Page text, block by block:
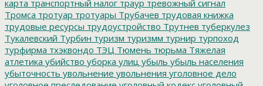
карта транспортный налог траур тревожный сигнал
Тромса тротуар тротуары Трубачев трудовая книжка
трудовые ресурсы трудоустройство Трутнев туберкулез
Тукалевский Турбин туризм туризмм турнир турпоход
турфирма тхэквондо ТЭЦ Тюмень тюрьма Тяжелая
атлетика убийство уборка улиц убыль убыль населения
убыточность увольнение увольнения уголовное дело